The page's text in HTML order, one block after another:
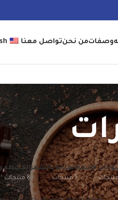
وصفاتمن نحنتواصل معنا
الأليفةالعناية بالشعر
1 منتجات
القشطه و
8 منتجات